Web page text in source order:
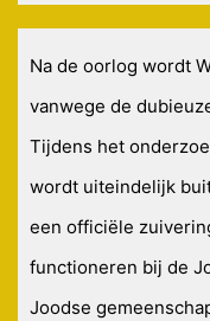
Na de oorlog wordt
vanwege de
Tijdens het
wordt uiteindelijk
een officiële
functioneren bij de
Joodse